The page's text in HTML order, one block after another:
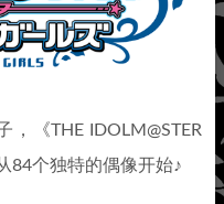
《THE IDOLM@STER
84个独特的偶像开始♪